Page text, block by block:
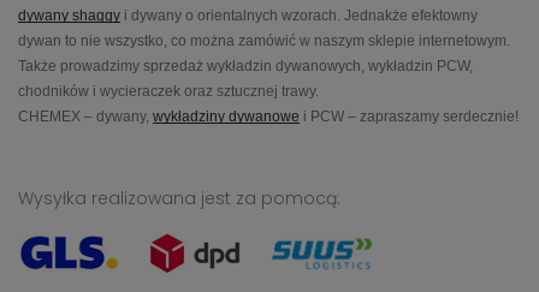
dywany shaggy i dywany o orientalnych wzorach. Jednakże efektowny
dywan to nie wszystko, co można zamówić w naszym sklepie internetowym.
Także prowadzimy sprzedaż wykładzin dywanowych, wykładzin PCW,
chodników i wycieraczek oraz sztucznej trawy.
CHEMEX – dywany, wykładziny dywanowe i PCW – zapraszamy serdecznie!
Wysyłka realizowana jest za pomocą: